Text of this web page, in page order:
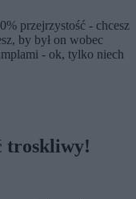
przejrzystość - chcesz
by był on wobec
- ok, tylko niech
troskliwy!